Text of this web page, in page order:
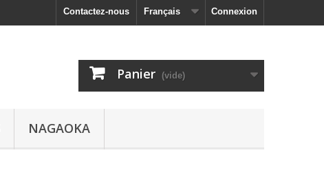
Connexion
Français
Contactez-nous
Panier (vide)
NAGAOKA